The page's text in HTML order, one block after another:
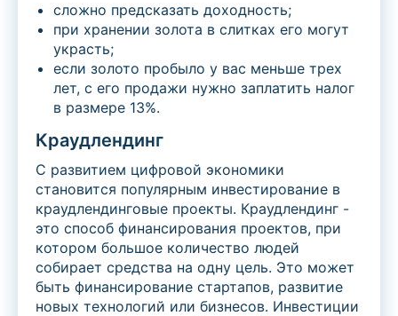
сложно предсказать доходность;
при хранении золота в слитках его могут
украсть;
если золото пробыло у вас меньше трех
лет, с его продажи нужно заплатить налог
в размере 13%.
Краудлендинг
С развитием цифровой экономики
становится популярным инвестирование в
краудлендинговые проекты. Краудлендинг -
это способ финансирования проектов, при
котором большое количество людей
собирает средства на одну цель. Это может
быть финансирование стартапов, развитие
новых технологий или бизнесов. Инвестиции